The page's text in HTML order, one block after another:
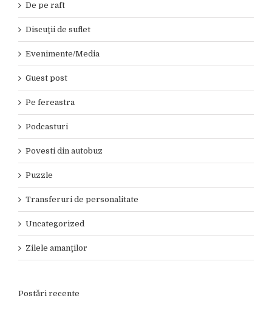
De pe raft
Discuţii de suflet
Evenimente/Media
Guest post
Pe fereastra
Podcasturi
Povesti din autobuz
Puzzle
Transferuri de personalitate
Uncategorized
Zilele amanţilor
Postări recente